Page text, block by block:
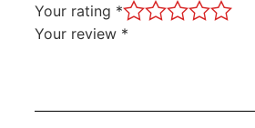
Your rating *
Your review *